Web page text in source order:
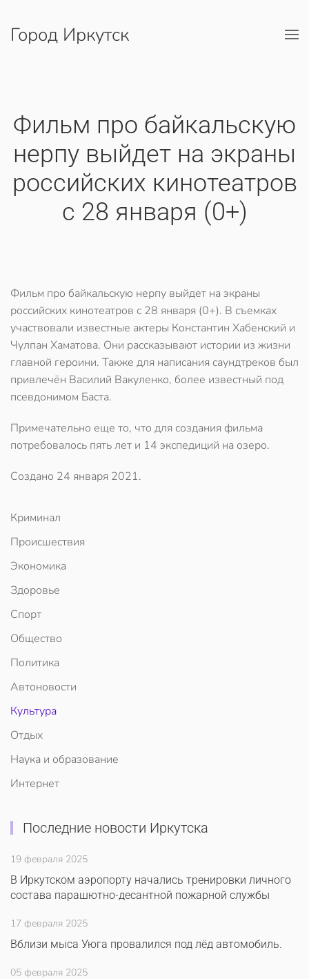
Перейти к содержимому
Город Иркутск
​Фильм про байкальскую
нерпу выйдет на экраны
российских кинотеатров
с 28 января (0+)
Фильм про байкальскую нерпу выйдет на экраны
российских кинотеатров с 28 января (0+). В съемках
участвовали известные актеры Константин Хабенский и
Чулпан Хаматова. Они рассказывают истории из жизни
главной героини. Также для написания саундтреков был
привлечён Василий Вакуленко, более известный под
псевдонимом Баста.
Примечательно еще то, что для создания фильма
потребовалось пять лет и 14 экспедиций на озеро.
Создано 24 января 2021.
Криминал
Происшествия
Экономика
Здоровье
Спорт
Общество
Политика
Автоновости
Культура
Отдых
Наука и образование
Интернет
Последние новости Иркутска
19 февраля 2025
В Иркутском аэропорту начались тренировки личного
состава парашютно-десантной пожарной службы
17 февраля 2025
Вблизи мыса Уюга провалился под лёд автомобиль.
05 февраля 2025